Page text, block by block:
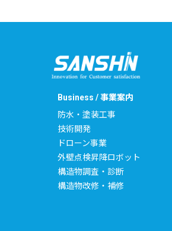
Business / 事業案内
防水・塗装工事
技術開発
ドローン事業
外壁点検昇降ロボット
構造物調査・診断
構造物改修・補修